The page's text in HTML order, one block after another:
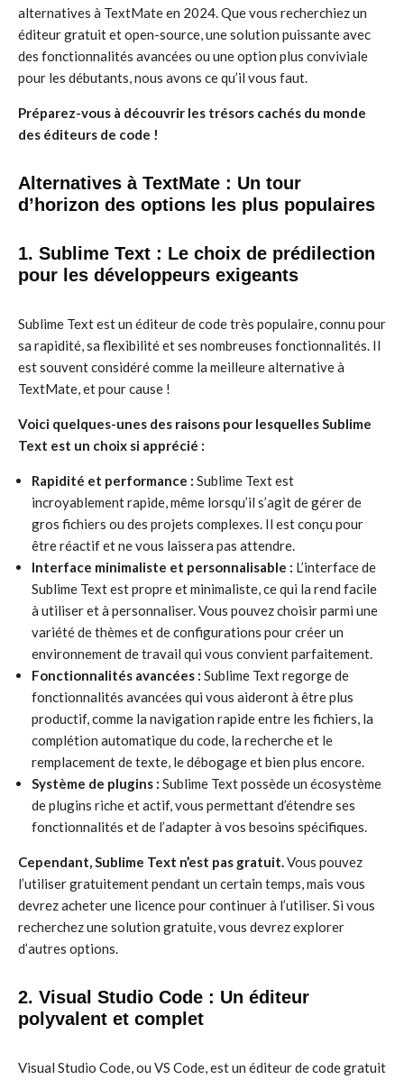
alternatives à TextMate en 2024. Que vous recherchiez un
éditeur gratuit et open-source, une solution puissante avec
des fonctionnalités avancées ou une option plus conviviale
pour les débutants, nous avons ce qu’il vous faut.
Préparez-vous à découvrir les trésors cachés du monde
des éditeurs de code !
Alternatives à TextMate : Un tour
d’horizon des options les plus populaires
1. Sublime Text : Le choix de prédilection
pour les développeurs exigeants
Sublime Text est un éditeur de code très populaire, connu pour
sa rapidité, sa flexibilité et ses nombreuses fonctionnalités. Il
est souvent considéré comme la meilleure alternative à
TextMate, et pour cause !
Voici quelques-unes des raisons pour lesquelles Sublime
Text est un choix si apprécié :
Rapidité et performance : Sublime Text est
incroyablement rapide, même lorsqu’il s’agit de gérer de
gros fichiers ou des projets complexes. Il est conçu pour
être réactif et ne vous laissera pas attendre.
Interface minimaliste et personnalisable : L’interface de
Sublime Text est propre et minimaliste, ce qui la rend facile
à utiliser et à personnaliser. Vous pouvez choisir parmi une
variété de thèmes et de configurations pour créer un
environnement de travail qui vous convient parfaitement.
Fonctionnalités avancées : Sublime Text regorge de
fonctionnalités avancées qui vous aideront à être plus
productif, comme la navigation rapide entre les fichiers, la
complétion automatique du code, la recherche et le
remplacement de texte, le débogage et bien plus encore.
Système de plugins : Sublime Text possède un écosystème
de plugins riche et actif, vous permettant d’étendre ses
fonctionnalités et de l’adapter à vos besoins spécifiques.
Cependant, Sublime Text n’est pas gratuit.Vous pouvez
l’utiliser gratuitement pendant un certain temps, mais vous
devrez acheter une licence pour continuer à l’utiliser. Si vous
recherchez une solution gratuite, vous devrez explorer
d’autres options.
2. Visual Studio Code : Un éditeur
polyvalent et complet
Visual Studio Code, ou VS Code, est un éditeur de code gratuit